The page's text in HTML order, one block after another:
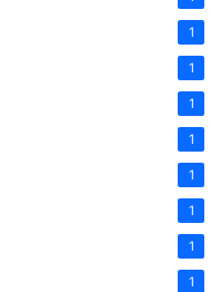
1
1
1
1
1
1
1
1